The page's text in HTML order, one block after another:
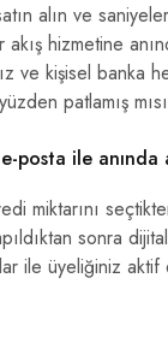
alın ve
hizmetine
ve kişisel banka
patlamış
posta ile anında
miktarını
sonra
ile üyeliğiniz aktif